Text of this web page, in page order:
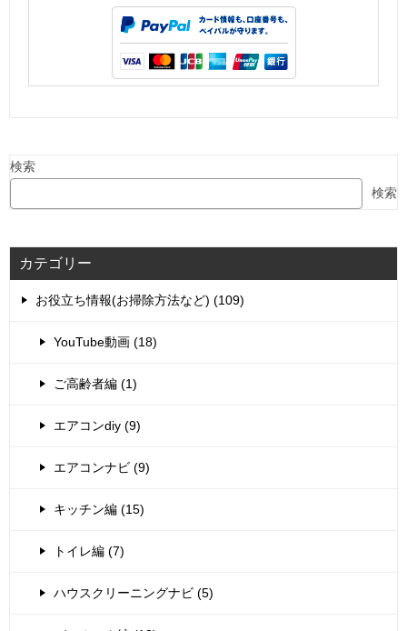
検索
検索
カテゴリー
お役立ち情報(お掃除方法など) (109)
YouTube動画 (18)
ご高齢者編 (1)
エアコンdiy (9)
エアコンナビ (9)
キッチン編 (15)
トイレ編 (7)
ハウスクリーニングナビ (5)